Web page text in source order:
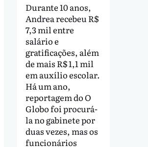
Durante 10 anos,
Andrea recebeu R$
7,3 mil entre
salário e
gratificações, além
de mais R$ 1,1 mil
em auxílio escolar.
Há um ano,
reportagem do O
Globo foi procurá-
la no gabinete por
duas vezes, mas os
funcionários